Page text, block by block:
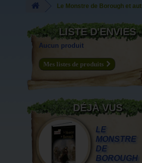
Le Monstre de Borough et
LISTE D'ENVIES
Aucun produit
Mes listes de produits
DÉJÀ VUS
LE
MONSTRE
DE
BOROUGH